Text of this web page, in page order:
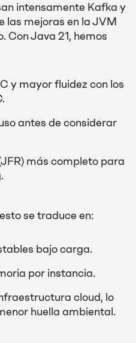
intensamente Kafka y
las mejoras en la JVM
Con Java 21, hemos
y mayor fluidez con los
antes de considerar
más completo para
se traduce en:
bajo carga.
por instancia.
cloud, lo
huella ambiental.